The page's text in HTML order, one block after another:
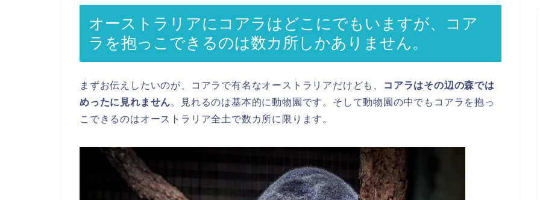
オーストラリアにコアラはどこにでもいますが、コア
ラを抱っこできるのは数カ所しかありません。
まずお伝えしたいのが、コアラで有名なオーストラリアだけども、
コアラはその辺の森では
めったに見れません。見れるのは基本的に動物園です。そして動物園の中でもコアラを抱っ
こできるのはオーストラリア全土で数カ所に限ります。